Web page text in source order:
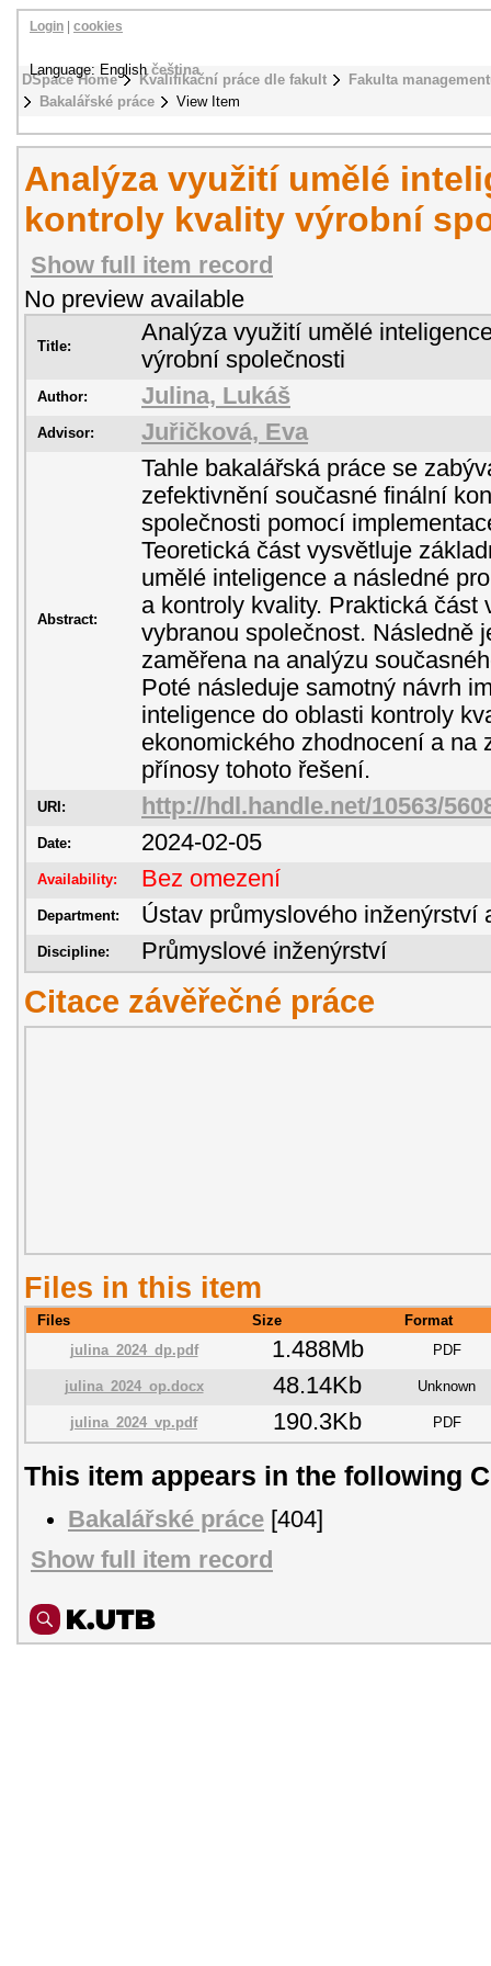
DSpace Home Kvalifikační práce dle fakult
Fakulta
Bakalářské práce
View Item
Login cookies
Language: Englishčeština
Analýza využití umělé
kontroly kvality výrobní
Show full item record
No preview available
Title:
Analýza využití umělé
výrobní společnosti
Author: Julina, Lukáš
Advisor: Juřičková, Eva
Abstract:
Tahle bakalářská práce se
zefektivnění současné finální
společnosti pomocí
Teoretická část vysvětluje
umělé inteligence a následné
a kontroly kvality. Praktická část
vybranou společnost. Následně
zaměřena na analýzu
Poté následuje samotný návrh
inteligence do oblasti kontroly
ekonomického zhodnocení a na
přínosy tohoto řešení.
URI: http://hdl.handle.net/10563/
Date: 2024-02-05
Availability: Bez omezení
Department: Ústav průmyslového inženýrství
Discipline: Průmyslové inženýrství
Citace závěřečné práce
Files in this item
Files Size
Format
julina_2024_dp.pdf
1.488Mb PDF
julina_2024_op.docx 48.14Kb Unknown
julina_2024_vp.pdf 190.3Kb PDF
This item appears in the following
Bakalářské práce [404]
Show full item record